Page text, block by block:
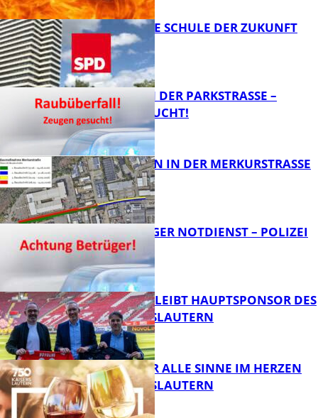
FB News
WIE SIEHT DIE SCHULE DER ZUKUNFT
AUS?
FB News
ÜBERFALL IN DER PARKSTRASSE – Z
EUGEN GESUCHT!
BAUARBEITEN IN DER MERKURSTRASSE
FB News
FRAGWÜRDIGER NOTDIENST – POLIZEI
WARNT
FB News
NOVOLINE BLEIBT HAUPTSPONSOR DES
1. FC KAISERSLAUTERN
GENÜSSE FÜR ALLE SINNE IM HERZEN
VON KAISERSLAUTERN